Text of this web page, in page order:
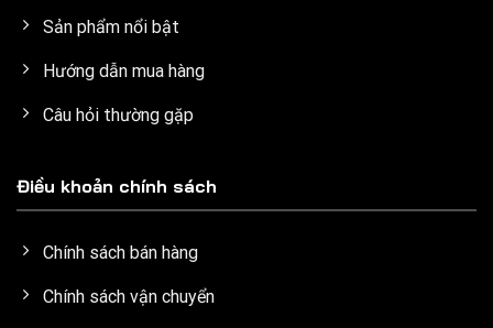
Sản phẩm nổi bật
Hướng dẫn mua hàng
Câu hỏi thường gặp
Điều khoản chính sách
Chính sách bán hàng
Chính sách vận chuyển